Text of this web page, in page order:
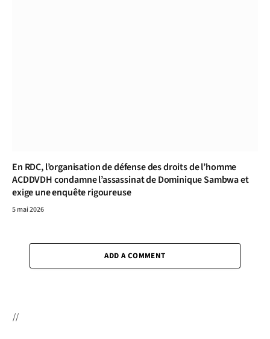
En RDC, l’organisation de défense des droits de l’homme
ACDDVDH condamne l’assassinat de Dominique Sambwa et
exige une enquête rigoureuse
5 mai 2026
ADD A COMMENT
//